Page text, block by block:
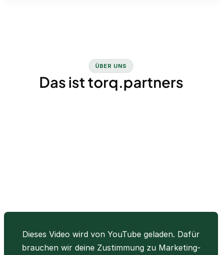
ÜBER UNS
Das ist torq.partners
Dieses Video wird von YouTube geladen. Dafür
brauchen wir deine Zustimmung zu Marketing-